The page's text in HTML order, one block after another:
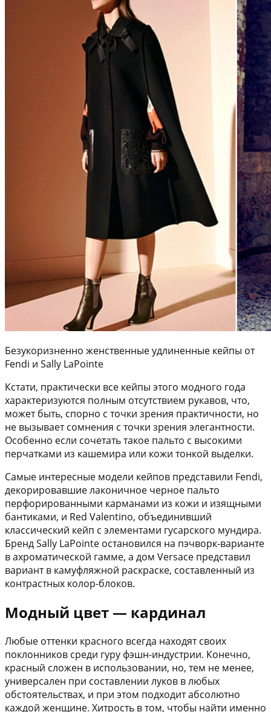
Безукоризненно женственные удлиненные кейпы от
Fendi и Sally LaPointe
Кстати, практически все кейпы этого модного года
характеризуются полным отсутствием рукавов, что,
может быть, спорно с точки зрения практичности, но
не вызывает сомнения с точки зрения элегантности.
Особенно если сочетать такое пальто с высокими
перчатками из кашемира или кожи тонкой выделки.
Самые интересные модели кейпов представили Fendi,
декорировавшие лаконичное черное пальто
перфорированными карманами из кожи и изящными
бантиками, и Red Valentino, объединивший
классический кейп с элементами гусарского мундира.
Бренд Sally LaPointe остановился на пэчворк-варианте
в ахроматической гамме, а дом Versace представил
вариант в камуфляжной раскраске, составленный из
контрастных колор-блоков.
Модный цвет — кардинал
Любые оттенки красного всегда находят своих
поклонников среди гуру фэшн-индустрии. Конечно,
красный сложен в использовании, но, тем не менее,
универсален при составлении луков в любых
обстоятельствах, и при этом подходит абсолютно
каждой женщине. Хитрость в том, чтобы найти именно